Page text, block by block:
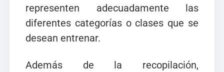
representen adecuadamente las
diferentes categorías o clases que se
desean entrenar.
Además de la recopilación,